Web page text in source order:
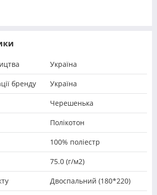
Україна
бренду Україна
Черешенька
Полікотон
100% поліестр
75.0 (г/м2)
Двоспальний (180*220)